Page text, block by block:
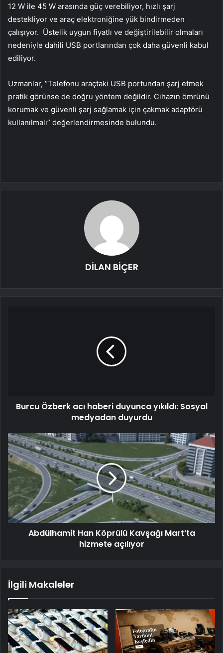
12 W ile 45 W arasında güç verebiliyor, hızlı şarj
destekliyor ve araç elektroniğine yük bindirmeden
çalışıyor. Üstelik uygun fiyatlı ve değiştirilebilir olmaları
nedeniyle dahili USB portlarından çok daha güvenli kabul
ediliyor.
Uzmanlar, “Telefonu araçtaki USB portundan şarj etmek
pratik görünse de doğru yöntem değildir. Cihazın ömrünü
korumak ve güvenli şarj sağlamak için çakmak adaptörü
kullanılmalı” değerlendirmesinde bulundu.
DİLAN BİÇER
Burcu Özberk acı haberi duyunca yıkıldı: Sosyal
medyadan duyurdu
Abdülhamit Han Köprülü Kavşağı Mart’ta
hizmete açılıyor
İlgili Makaleler